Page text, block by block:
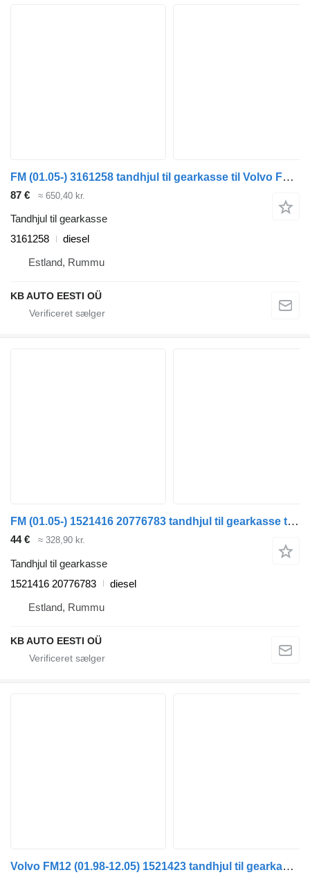
FM (01.05-) 3161258 tandhjul til gearkasse til Volvo FM7-FM12, FM, FMX (1998-2014) lastbil
87 € ≈ 650,40 kr.
Tandhjul til gearkasse
3161258
diesel
Estland, Rummu
KB AUTO EESTI OÜ
FM (01.05-) 1521416 20776783 tandhjul til gearkasse til Volvo FM7-FM12, FM, FMX (1998-2014) lastbil
44 € ≈ 328,90 kr.
Tandhjul til gearkasse
1521416 20776783
diesel
Estland, Rummu
KB AUTO EESTI OÜ
Volvo FM12 (01.98-12.05) 1521423 tandhjul til gearkasse til Volvo FM7-FM12, FM, FMX lastbil